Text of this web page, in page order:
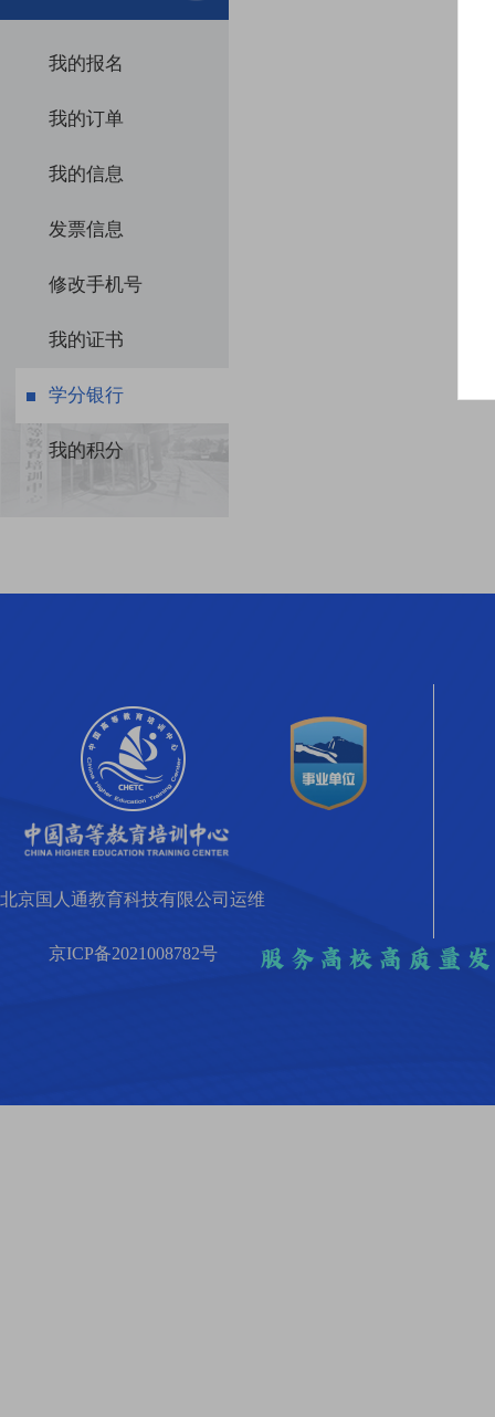
我的报名
我的订单
我的信息
发票信息
修改手机号
我的证书
学分银行
我的积分
北京国人通教育科技有限公司运维
京ICP备2021008782号